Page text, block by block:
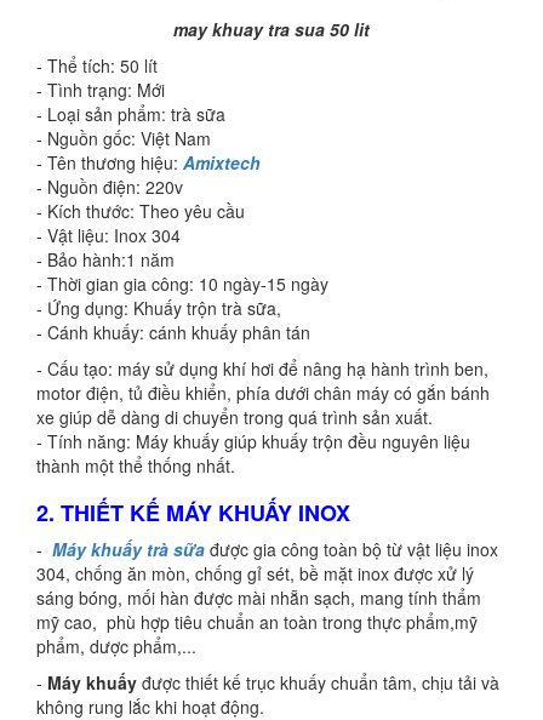
may khuay tra sua 50 lit
- Thể tích: 50 lít
- Tình trạng: Mới
- Loại sản phẩm: trà sữa
- Nguồn gốc: Việt Nam
- Tên thương hiệu: Amixtech
- Nguồn điện: 220v
- Kích thước: Theo yêu cầu
- Vật liệu: Inox 304
- Bảo hành:1 năm
- Thời gian gia công: 10 ngày-15 ngày
- Ứng dụng: Khuấy trộn trà sữa,
- Cánh khuấy: cánh khuấy phân tán
- Cấu tạo: máy sử dụng khí hơi để nâng hạ hành trình ben,
motor điện, tủ điều khiển, phía dưới chân máy có gắn bánh
xe giúp dễ dàng di chuyển trong quá trình sản xuất.
- Tính năng: Máy khuấy giúp khuấy trộn đều nguyên liệu
thành một thể thống nhất.
2. THIẾT KẾ MÁY KHUẤY INOX
- Máy khuấy trà sữa được gia công toàn bộ từ vật liệu inox
304, chống ăn mòn, chống gỉ sét, bề mặt inox được xử lý
sáng bóng, mối hàn được mài nhẵn sạch, mang tính thẩm
mỹ cao, phù hợp tiêu chuẩn an toàn trong thực phẩm,mỹ
phẩm, dược phẩm,...
- Máy khuấy được thiết kế trục khuấy chuẩn tâm, chịu tải và
không rung lắc khi hoạt động.